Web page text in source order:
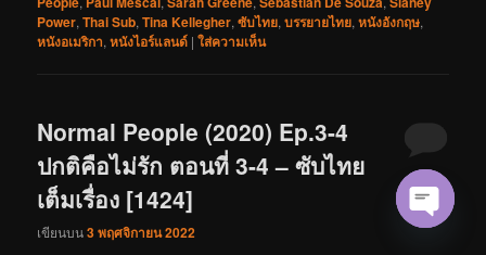
Power,Thai Sub,Tina Kellegher,ซับไทย,บรรยายไทย,หนังอังกฤษ,
หนังอเมริกา,หนังไอร์แลนด์ |ใส่ความเห็น
Normal People (2020) Ep.3-4
ปกติคือไม่รัก ตอนที่ 3-4 – ซับไทย
เต็มเรื่อง [1424]
เขียนบน3 พฤศจิกายน 2022